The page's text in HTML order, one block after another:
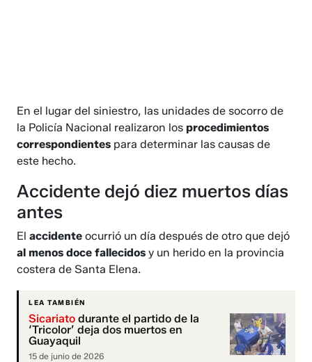
En el lugar del siniestro, las unidades de socorro de
la Policía Nacional realizaron los procedimientos
correspondientes para determinar las causas de
este hecho.
Accidente dejó diez muertos días
antes
Elaccidenteocurrió un día después de otro que dejó
al menos doce fallecidosy un herido en la provincia
costera de Santa Elena.
LEA TAMBIÉN
Sicariato durante el partido de la
‘Tricolor’ deja dos muertos en
Guayaquil
15 de junio de 2026